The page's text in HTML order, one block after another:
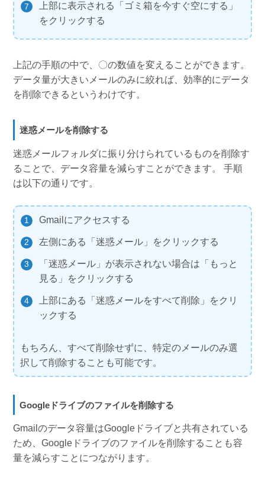
上部に表示される「ゴミ箱を今すぐ空にする」
をクリックする
上記の手順の中で、〇の数値を変えることができます。
データ量が大きいメールのみに絞れば、効率的にデータ
を削除できるというわけです。
迷惑メールを削除する
迷惑メールフォルダに振り分けられているものを削除す
ることで、データ容量を減らすことができます。 手順
は以下の通りです。
Gmailにアクセスする
左側にある「迷惑メール」をクリックする
「迷惑メール」が表示されない場合は「もっと
見る」をクリックする
上部にある「迷惑メールをすべて削除」をクリ
ックする
もちろん、すべて削除せずに、特定のメールのみ選
択して削除することも可能です。
Googleドライブのファイルを削除する
Gmailのデータ容量はGoogleドライブと共有されている
ため、Googleドライブのファイルを削除することも容
量を減らすことにつながります。